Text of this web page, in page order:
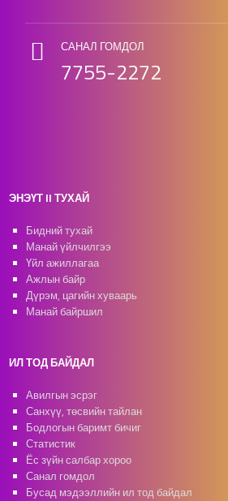
САНАЛ ГОМДОЛ
7755-2272
ЭНЭҮТ II ТУХАЙ
Бидний тухай
Манай үйлчилгээ
Үйл ажиллагаа
Ажлын байр
Дүрэм, цагийн хуваарь
Манай байршил
ИЛ ТОД БАЙДАЛ
Авилгын эсрэг
Санхүү, төсвийн тайлан
Бодлогын баримт бичиг
Статистик
Ёс зүйн салбар хороо
Санал гомдол
Бусад мэдээллийн ил тод байдал